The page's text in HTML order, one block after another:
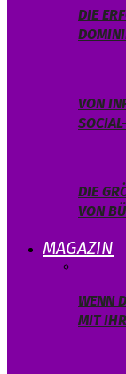
DIE
VON
DIE
ON
MAGAZIN
WENN
MIT